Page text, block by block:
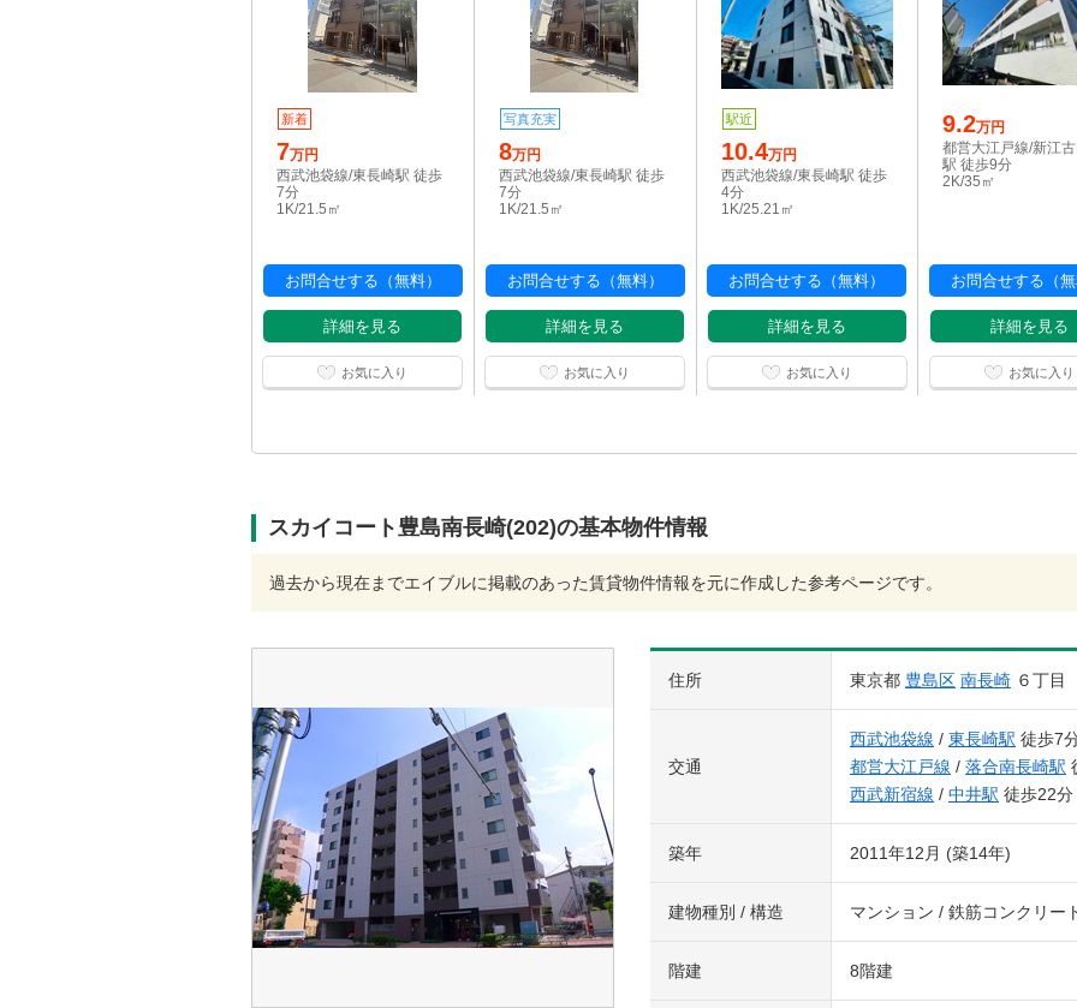
新着
7万円
西武池袋線/東長崎駅 徒歩
7分
1K/21.5㎡
お問合せする（無料）
詳細を見る
お気に入り
写真充実
8万円
西武池袋線/東長崎駅 徒歩
7分
1K/21.5㎡
お問合せする（無料）
詳細を見る
お気に入り
駅近
10.4万円
西武池袋線/東長崎駅 徒歩
4分
1K/25.21㎡
お問合せする（無料）
詳細を見る
お気に入り
9.2万円
都営大江戸線/新江古
駅 徒歩9分
2K/35㎡
お問合せする（無
詳細を見る
お気に入り
スカイコート豊島南長崎(202)の基本物件情報
過去から現在までエイブルに掲載のあった賃貸物件情報を元に作成した参考ページです。
住所 東京都 豊島区 南長崎 ６丁目
交通
西武池袋線 / 東長崎駅 徒歩7
都営大江戸線 / 落合南長崎駅
西武新宿線 / 中井駅 徒歩22分
築年 2011年12月 (築14年)
建物種別 / 構造 マンション / 鉄筋コンクリー
階建 8階建